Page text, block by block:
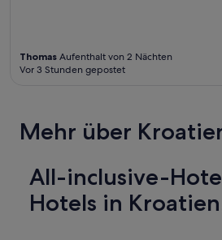
Thomas Aufenthalt von 2 Nächten
Vor 3 Stunden gepostet
Mehr über
All-inclusive-
Hotels in